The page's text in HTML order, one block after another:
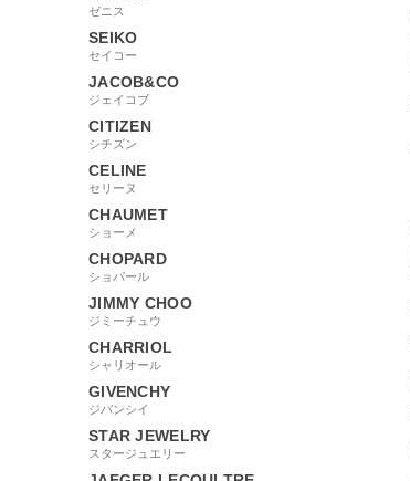
ゼニス
SEIKO
セイコー
JACOB&CO
ジェイコブ
CITIZEN
シチズン
CELINE
セリーヌ
CHAUMET
ショーメ
CHOPARD
ショパール
JIMMY CHOO
ジミーチュウ
CHARRIOL
シャリオール
GIVENCHY
ジバンシイ
STAR JEWELRY
スタージュエリー